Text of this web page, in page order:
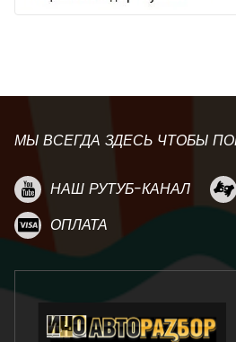
МЫ ВСЕГДА ЗДЕСЬ ЧТОБЫ
НАШ РУТУБ-КАНАЛ
ОПЛАТА